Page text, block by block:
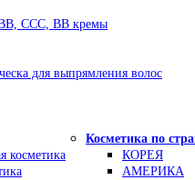
ССС, ВВ кремы
для выпрямления волос
косметика
Косметика по
КОРЕЯ
АМЕРИКА